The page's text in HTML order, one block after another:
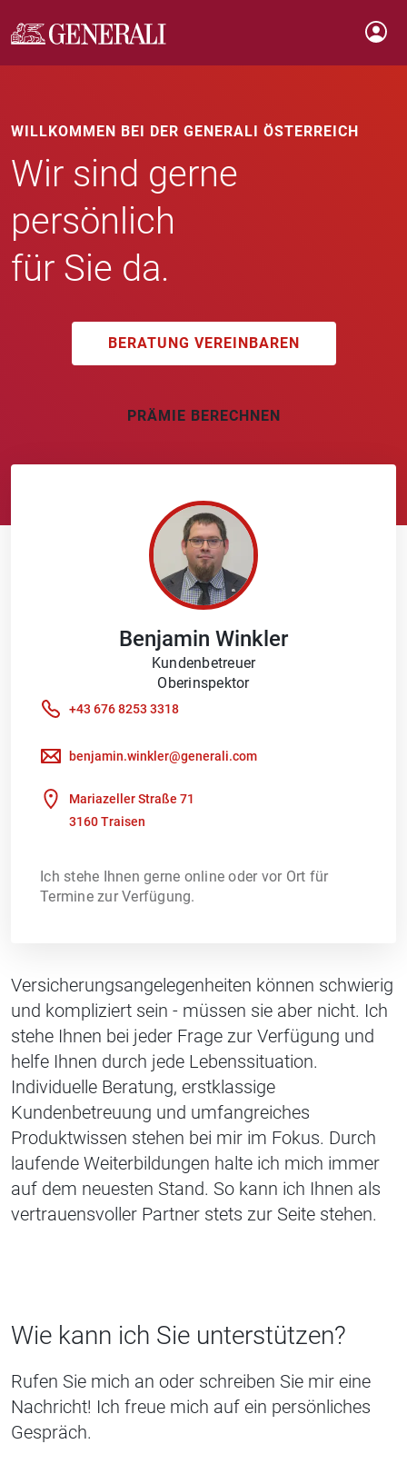
WILLKOMMEN BEI DER GENERALI ÖSTERREICH
Wir sind gerne
persönlich
für Sie da.
BERATUNG VEREINBAREN
PRÄMIE BERECHNEN
Benjamin Winkler
Kundenbetreuer
Oberinspektor
+43 676 8253 3318
benjamin.winkler@generali.com
Mariazeller Straße 71
3160 Traisen
Ich stehe Ihnen gerne online oder vor Ort für
Termine zur Verfügung.
Versicherungsangelegenheiten können schwierig
und kompliziert sein - müssen sie aber nicht. Ich
stehe Ihnen bei jeder Frage zur Verfügung und
helfe Ihnen durch jede Lebenssituation.
Individuelle Beratung, erstklassige
Kundenbetreuung und umfangreiches
Produktwissen stehen bei mir im Fokus. Durch
laufende Weiterbildungen halte ich mich immer
auf dem neuesten Stand. So kann ich Ihnen als
vertrauensvoller Partner stets zur Seite stehen.
Wie kann ich Sie unterstützen?
Rufen Sie mich an oder schreiben Sie mir eine
Nachricht! Ich freue mich auf ein persönliches
Gespräch.